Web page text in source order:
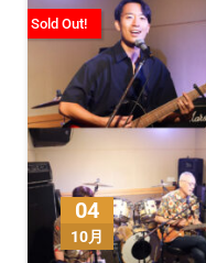
Sold Out!
04
10月